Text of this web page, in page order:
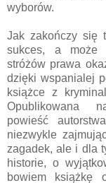
wyborów.
Jak zakończy się
sukces, a może
stróżów prawa
dzięki wspanialej
książce z
Opublikowana
powieść
niezwykle
zagadek, ale i dla
historie, o
bowiem książkę